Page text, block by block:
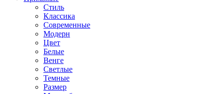
Стиль
Классика
Современные
Модерн
Цвет
Белые
Венге
Светлые
Темные
Размер